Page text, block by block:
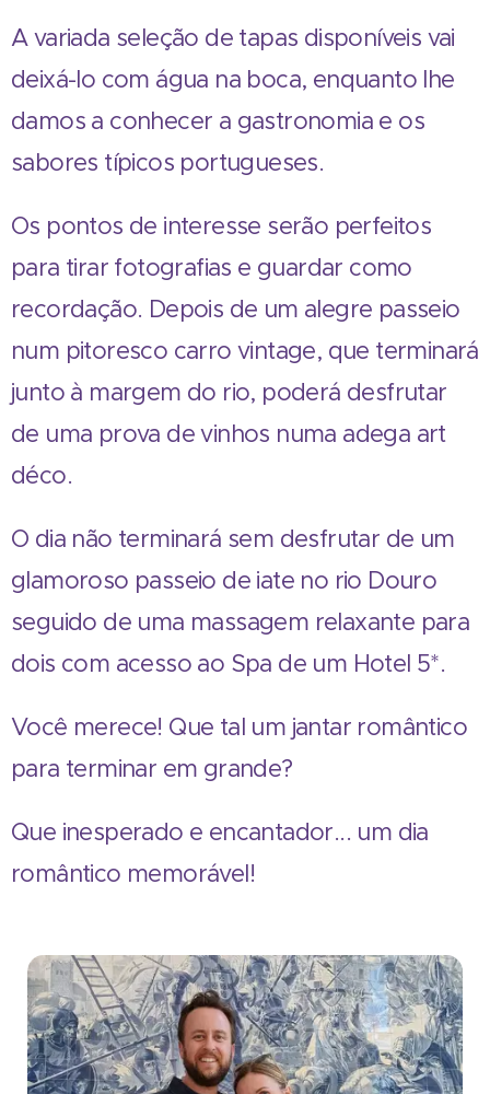
A variada seleção de tapas disponíveis vai
deixá-lo com água na boca, enquanto lhe
damos a conhecer a gastronomia e os
sabores típicos portugueses.
Os pontos de interesse serão perfeitos
para tirar fotografias e guardar como
recordação. Depois de um alegre passeio
num pitoresco carro vintage, que terminará
junto à margem do rio, poderá desfrutar
de uma prova de vinhos numa adega art
déco.
O dia não terminará sem desfrutar de um
glamoroso passeio de iate no rio Douro
seguido de uma massagem relaxante para
dois com acesso ao Spa de um Hotel 5*.
Você merece! Que tal um jantar romântico
para terminar em grande?
Que inesperado e encantador... um dia
romântico memorável!